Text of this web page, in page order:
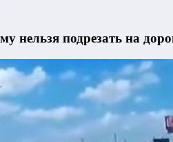
нельзя подрезать на